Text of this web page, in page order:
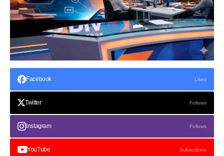
Facebook Likes
Twitter Follows
Instagram Follows
YouTube Subscribers